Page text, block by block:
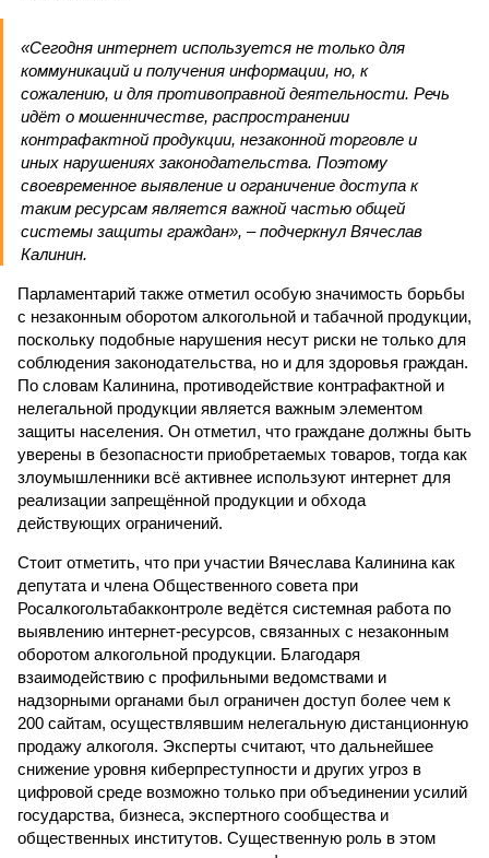
«Сегодня интернет используется не только для
коммуникаций и получения информации, но, к
сожалению, и для противоправной деятельности. Речь
идёт о мошенничестве, распространении
контрафактной продукции, незаконной торговле и
иных нарушениях законодательства. Поэтому
своевременное выявление и ограничение доступа к
таким ресурсам является важной частью общей
системы защиты граждан», – подчеркнул Вячеслав
Калинин.
Парламентарий также отметил особую значимость борьбы
с незаконным оборотом алкогольной и табачной продукции,
поскольку подобные нарушения несут риски не только для
соблюдения законодательства, но и для здоровья граждан.
По словам Калинина, противодействие контрафактной и
нелегальной продукции является важным элементом
защиты населения. Он отметил, что граждане должны быть
уверены в безопасности приобретаемых товаров, тогда как
злоумышленники всё активнее используют интернет для
реализации запрещённой продукции и обхода
действующих ограничений.
Стоит отметить, что при участии Вячеслава Калинина как
депутата и члена Общественного совета при
Росалкогольтабакконтроле ведётся системная работа по
выявлению интернет-ресурсов, связанных с незаконным
оборотом алкогольной продукции. Благодаря
взаимодействию с профильными ведомствами и
надзорными органами был ограничен доступ более чем к
200 сайтам, осуществлявшим нелегальную дистанционную
продажу алкоголя. Эксперты считают, что дальнейшее
снижение уровня киберпреступности и других угроз в
цифровой среде возможно только при объединении усилий
государства, бизнеса, экспертного сообщества и
общественных институтов. Существенную роль в этом